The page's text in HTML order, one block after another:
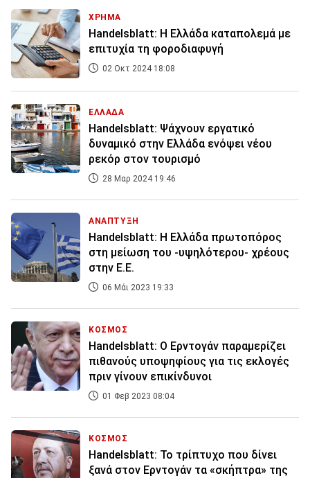
ΧΡΗΜΑ
Handelsblatt: Η Ελλάδα καταπολεμά με
επιτυχία τη φοροδιαφυγή
02 Οκτ 2024 18:08
ΕΛΛΑΔΑ
Handelsblatt: Ψάχνουν εργατικό
δυναμικό στην Ελλάδα ενόψει νέου
ρεκόρ στον τουρισμό
28 Μαρ 2024 19:46
ΑΝΑΠΤΥΞΗ
Handelsblatt: Η Ελλάδα πρωτοπόρος
στη μείωση του -υψηλότερου- χρέους
στην Ε.Ε.
06 Μάι 2023 19:33
ΚΟΣΜΟΣ
Handelsblatt: Ο Ερντογάν παραμερίζει
πιθανούς υποψηφίους για τις εκλογές
πριν γίνουν επικίνδυνοι
01 Φεβ 2023 08:04
ΚΟΣΜΟΣ
Handelsblatt: Το τρίπτυχο που δίνει
ξανά στον Ερντογάν τα «σκήπτρα» της